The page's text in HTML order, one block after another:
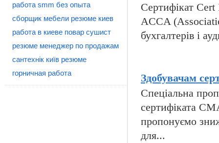
работа smm без опыта
сборщик мебели резюме киев
работа в киеве повар сушист
резюме менеджер по продажам
сантехнік київ резюме
горничная работа
Сертифікат
ACCA
бухгалтерів і
Здобувачам
Спеціальна
сертифіката
пропонуємо
для...